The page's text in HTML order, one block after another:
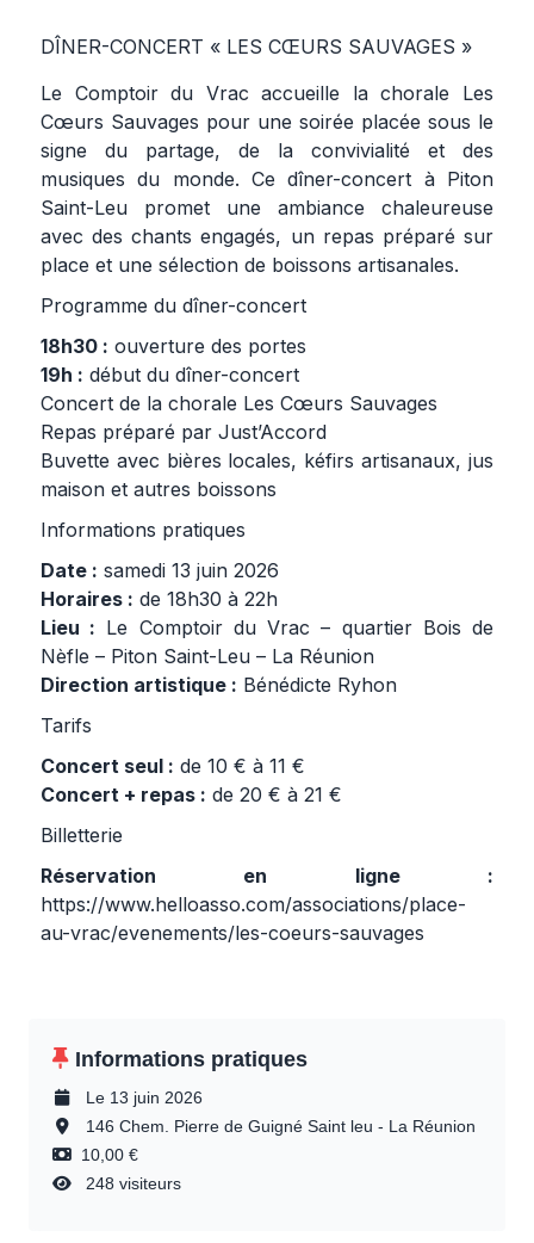
DÎNER-CONCERT « LES CŒURS SAUVAGES »
Le Comptoir du Vrac accueille la chorale Les
Cœurs Sauvages pour une soirée placée sous le
signe du partage, de la convivialité et des
musiques du monde. Ce dîner-concert à Piton
Saint-Leu promet une ambiance chaleureuse
avec des chants engagés, un repas préparé sur
place et une sélection de boissons artisanales.
Programme du dîner-concert
18h30 : ouverture des portes
19h : début du dîner-concert
Concert de la chorale Les Cœurs Sauvages
Repas préparé par Just’Accord
Buvette avec bières locales, kéfirs artisanaux, jus
maison et autres boissons
Informations pratiques
Date : samedi 13 juin 2026
Horaires : de 18h30 à 22h
Lieu : Le Comptoir du Vrac – quartier Bois de
Nèfle – Piton Saint-Leu – La Réunion
Direction artistique : Bénédicte Ryhon
Tarifs
Concert seul : de 10 € à 11 €
Concert + repas : de 20 € à 21 €
Billetterie
Réservation en ligne :
https://www.helloasso.com/associations/place-
au-vrac/evenements/les-coeurs-sauvages
Informations pratiques
Le 13 juin 2026
146 Chem. Pierre de Guigné Saint leu - La Réunion
10,00 €
248 visiteurs